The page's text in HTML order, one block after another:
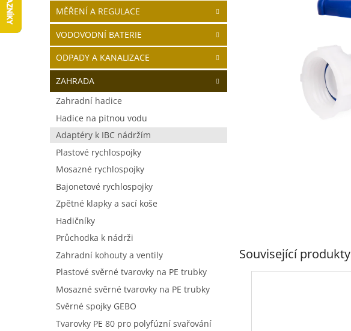
p
n
l
MĚŘENÍ A REGULACE
VODOVODNÍ BATERIE
ODPADY A KANALIZACE
ZAHRADA
Zahradní hadice
Hadice na pitnou vodu
Adaptéry k IBC nádržím
Plastové rychlospojky
Mosazné rychlospojky
Bajonetové rychlospojky
Zpětné klapky a sací koše
Hadičníky
Průchodka k nádrži
Zahradní kohouty a ventily
Plastové svěrné tvarovky na PE trubky
Mosazné svěrné tvarovky na PE trubky
Svěrné spojky GEBO
Tvarovky PE 80 pro polyfúzní svařování
Související produkty